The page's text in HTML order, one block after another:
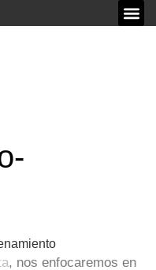
, nos enfocaremos en